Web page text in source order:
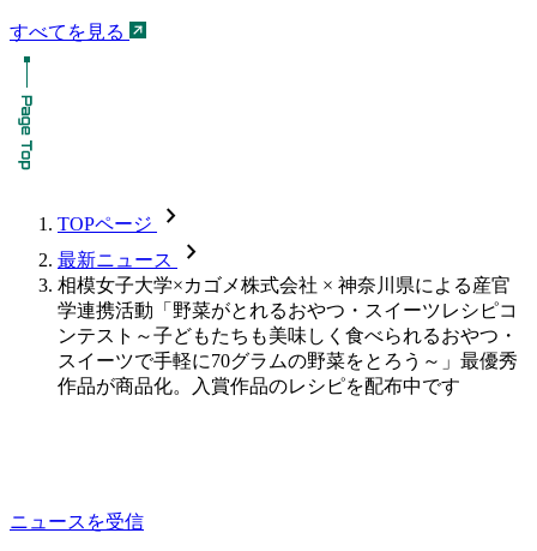
すべてを見る
TOPページ chevron_forward
最新ニュース chevron_forward
相模女子大学×カゴメ株式会社 × 神奈川県による産官
学連携活動「野菜がとれるおやつ・スイーツレシピコ
ンテスト～子どもたちも美味しく食べられるおやつ・
スイーツで手軽に70グラムの野菜をとろう～」最優秀
作品が商品化。入賞作品のレシピを配布中です
ニュースを受信